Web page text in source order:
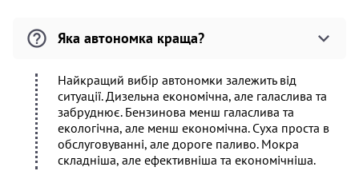
Яка автономка краща?
Найкращий вибір автономки залежить від
ситуації. Дизельна економічна, але галаслива та
забруднює. Бензинова менш галаслива та
екологічна, але менш економічна. Суха проста в
обслуговуванні, але дороге паливо. Мокра
складніша, але ефективніша та економічніша.